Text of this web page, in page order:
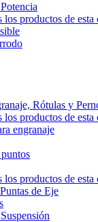
los productos de esta
Rótulas y
los productos de esta
engranaje
los productos de esta
de Eje